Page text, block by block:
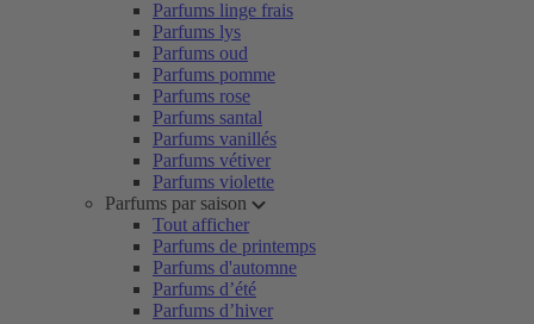
Parfums linge frais
Parfums lys
Parfums oud
Parfums pomme
Parfums rose
Parfums santal
Parfums vanillés
Parfums vétiver
Parfums violette
Parfums par saison
Tout afficher
Parfums de printemps
Parfums d'automne
Parfums d’été
Parfums d’hiver